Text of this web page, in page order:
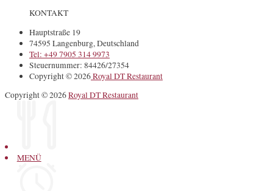
KONTAKT
Hauptstraße 19
74595 Langenburg, Deutschland
Tel: +49 7905 314 9973
Steuernummer: 84426/27354
Copyright © 2026Royal DT Restaurant
Copyright © 2026Royal DT Restaurant
MENÜ